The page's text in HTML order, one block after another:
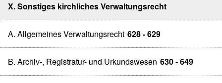
X. Sonstiges kirchliches Verwaltungsrecht
A. Allgemeines Verwaltungsrecht 628 - 629
B. Archiv-, Registratur- und Urkundswesen 630 - 649